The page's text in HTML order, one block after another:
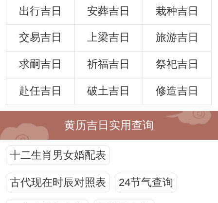
出行吉日 安葬吉日 栽种吉日
交易吉日 上梁吉日 旅游吉日
求嗣吉日 祈福吉日 祭祀吉日
赴任吉日 破土吉日 修造吉日
黄历吉日实用查询
十二生肖男女婚配表
古代现在时辰对照表 24节气查询